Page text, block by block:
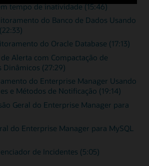
tempo de inatividade (15:46)
do Banco de Dados Usando
do Oracle Database (17:13)
Alerta com Compactação de
Dinâmicos (27:29)
do Enterprise Manager Usando
e Métodos de Notificação (19:14)
Geral do Enterprise Manager para
do Enterprise Manager para MySQL
de Incidentes (5:05)